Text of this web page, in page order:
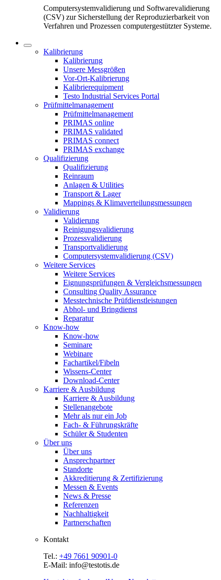
Computersystemvalidierung und Softwarevalidierung
(CSV) zur Sicherstellung der Reproduzierbarkeit von
Verfahren und Prozessen computergestützter Systeme.
Kalibrierung
Kalibrierung
Unsere Messgrößen
Vor-Ort-Kalibrierung
Kalibrierequipment
Testo Industrial Services Portal
Prüfmittelmanagement
Prüfmittelmanagement
PRIMAS online
PRIMAS validated
PRIMAS connect
PRIMAS exchange
Qualifizierung
Qualifizierung
Reinraum
Anlagen & Utilities
Transport & Lager
Mappings & Klimaverteilungsmessungen
Validierung
Validierung
Reinigungsvalidierung
Prozessvalidierung
Transportvalidierung
Computersystemvalidierung (CSV)
Weitere Services
Weitere Services
Eignungsprüfungen & Vergleichsmessungen
Consulting Quality Assurance
Messtechnische Prüfdienstleistungen
Abhol- und Bringdienst
Reparatur
Know-how
Know-how
Seminare
Webinare
Fachartikel/Fibeln
Wissens-Center
Download-Center
Karriere & Ausbildung
Karriere & Ausbildung
Stellenangebote
Mehr als nur ein Job
Fach- & Führungskräfte
Schüler & Studenten
Über uns
Über uns
Ansprechpartner
Standorte
Akkreditierung & Zertifizierung
Messen & Events
News & Presse
Referenzen
Nachhaltigkeit
Partnerschaften
Kontakt
Tel.: +49 7661 90901-0
E-Mail: info@testotis.de